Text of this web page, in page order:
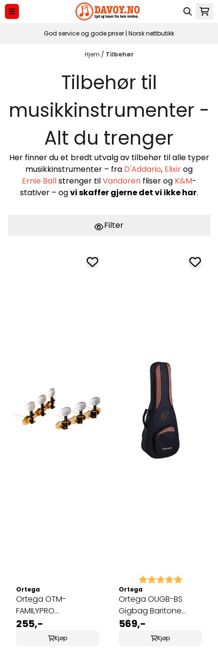
Hopp til innhold
God service og gode priser | Norsk nettbutikk
Hjem / Tilbehør
Tilbehør til
musikkinstrumenter -
Alt du trenger
Her finner du et bredt utvalg av tilbehør til alle typer
musikkinstrumenter – fra D'Addario, Elixirog
Ernie Ballstrenger tilVandorenfliser og K&M-
stativer – ogvi skaffer gjerne det vi ikke har.
Filter
Ortega
Ortega OTM-
FAMILYPRO
Gitarmekanikk
255,-
Kjøp
Karakter: 5.0 av 5
Ortega
Ortega OUGB-BS
Gigbag Baritone
Ukulele
569,-
Kjøp